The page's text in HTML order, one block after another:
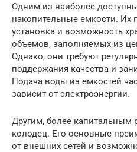
Одним из наиболее
накопительные емкости. Их
установка и возможность
объемов, заполняемых из
Однако, они требуют
поддержания качества и
Подача воды из емкостей
зависит от электроэнергии.
Другим, более капитальным
колодец. Его основные
от внешних сетей и